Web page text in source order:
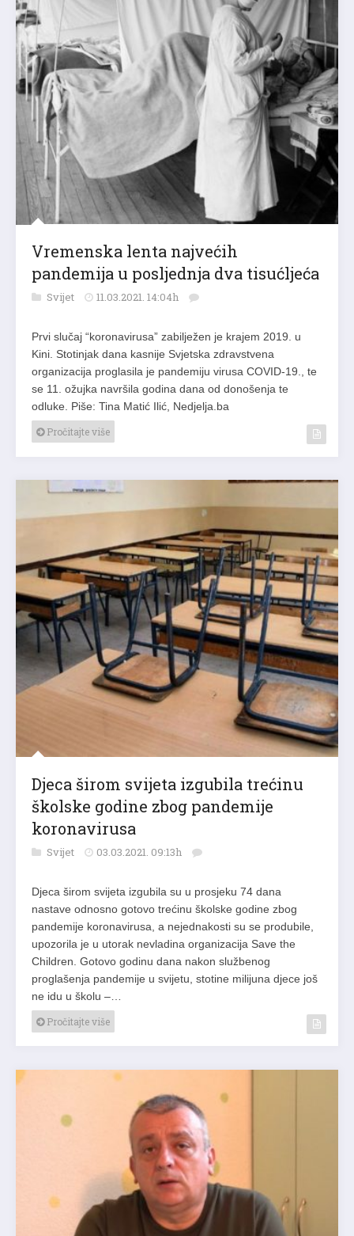
Vremenska lenta najvećih
pandemija u posljednja dva tisućljeća
Svijet 11.03.2021. 14:04h
Prvi slučaj “koronavirusa” zabilježen je krajem 2019. u
Kini. Stotinjak dana kasnije Svjetska zdravstvena
organizacija proglasila je pandemiju virusa COVID-19., te
se 11. ožujka navršila godina dana od donošenja te
odluke. Piše: Tina Matić Ilić, Nedjelja.ba
Pročitajte više
Djeca širom svijeta izgubila trećinu
školske godine zbog pandemije
koronavirusa
Svijet 03.03.2021. 09:13h
Djeca širom svijeta izgubila su u prosjeku 74 dana
nastave odnosno gotovo trećinu školske godine zbog
pandemije koronavirusa, a nejednakosti su se produbile,
upozorila je u utorak nevladina organizacija Save the
Children. Gotovo godinu dana nakon službenog
proglašenja pandemije u svijetu, stotine milijuna djece još
ne idu u školu –…
Pročitajte više